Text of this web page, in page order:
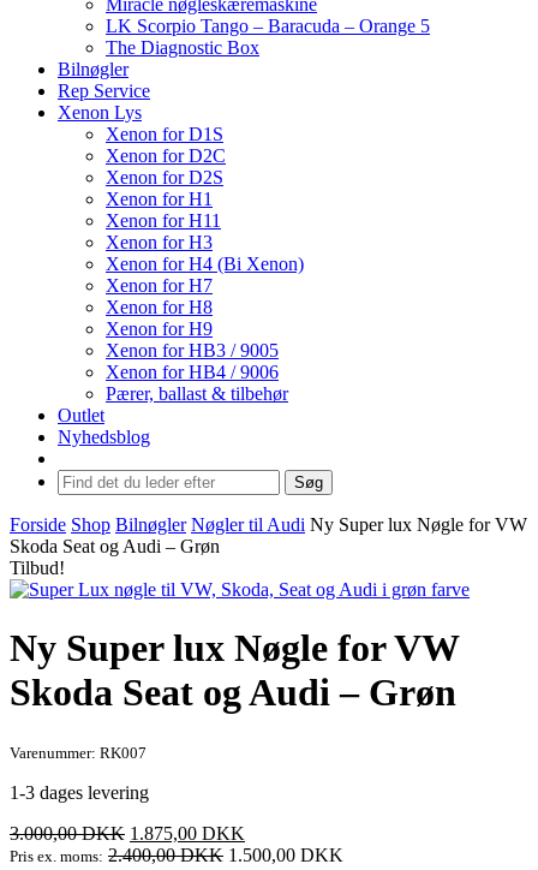
Miracle nøgleskæremaskine
LK Scorpio Tango – Baracuda – Orange 5
The Diagnostic Box
Bilnøgler
Rep Service
Xenon Lys
Xenon for D1S
Xenon for D2C
Xenon for D2S
Xenon for H1
Xenon for H11
Xenon for H3
Xenon for H4 (Bi Xenon)
Xenon for H7
Xenon for H8
Xenon for H9
Xenon for HB3 / 9005
Xenon for HB4 / 9006
Pærer, ballast & tilbehør
Outlet
Nyhedsblog
Søg
Forside Shop Bilnøgler Nøgler til Audi Ny Super lux Nøgle for VW
Skoda Seat og Audi – Grøn
Tilbud!
Ny Super lux Nøgle for VW
Skoda Seat og Audi – Grøn
Varenummer: RK007
1-3 dages levering
3.000,00DKK Den
oprindelige
1.875,00 DKK
aktuelle
Pris ex. moms: 2.400,00DKK 1.500,00 DKK